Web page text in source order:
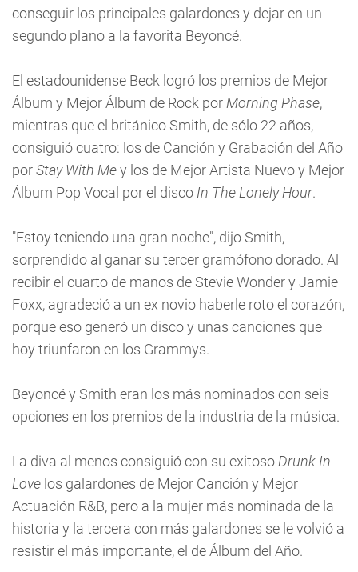
conseguir los principales galardones y dejar en un
segundo plano a la favorita Beyoncé.
El estadounidense Beck logró los premios de Mejor
Álbum y Mejor Álbum de Rock por Morning Phase,
mientras que el británico Smith, de sólo 22 años,
consiguió cuatro: los de Canción y Grabación del Año
porStay With Mey los de Mejor Artista Nuevo y Mejor
Álbum Pop Vocal por el disco In The Lonely Hour.
"Estoy teniendo una gran noche", dijo Smith,
sorprendido al ganar su tercer gramófono dorado. Al
recibir el cuarto de manos de Stevie Wonder y Jamie
Foxx, agradeció a un ex novio haberle roto el corazón,
porque eso generó un disco y unas canciones que
hoy triunfaron en los Grammys.
Beyoncé y Smith eran los más nominados con seis
opciones en los premios de la industria de la música.
La diva al menos consiguió con su exitoso Drunk In
Love los galardones de Mejor Canción y Mejor
Actuación R&B, pero a la mujer más nominada de la
historia y la tercera con más galardones se le volvió a
resistir el más importante, el de Álbum del Año.